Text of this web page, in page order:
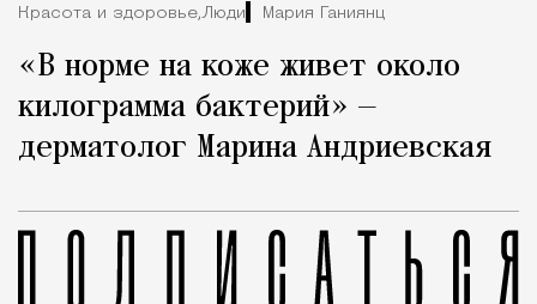
Красота и здоровье,Люди Мария Ганиянц
«В норме на коже живет около
килограмма бактерий» —
дерматолог Марина Андриевская